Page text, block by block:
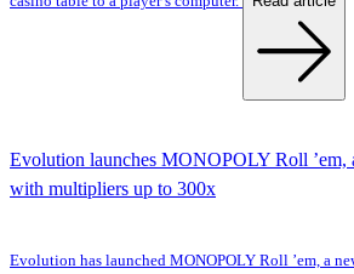
Evolution launches MONOPOLY Roll ’em,
with multipliers up to 300x
Evolution has launched MONOPOLY Roll ’em, a